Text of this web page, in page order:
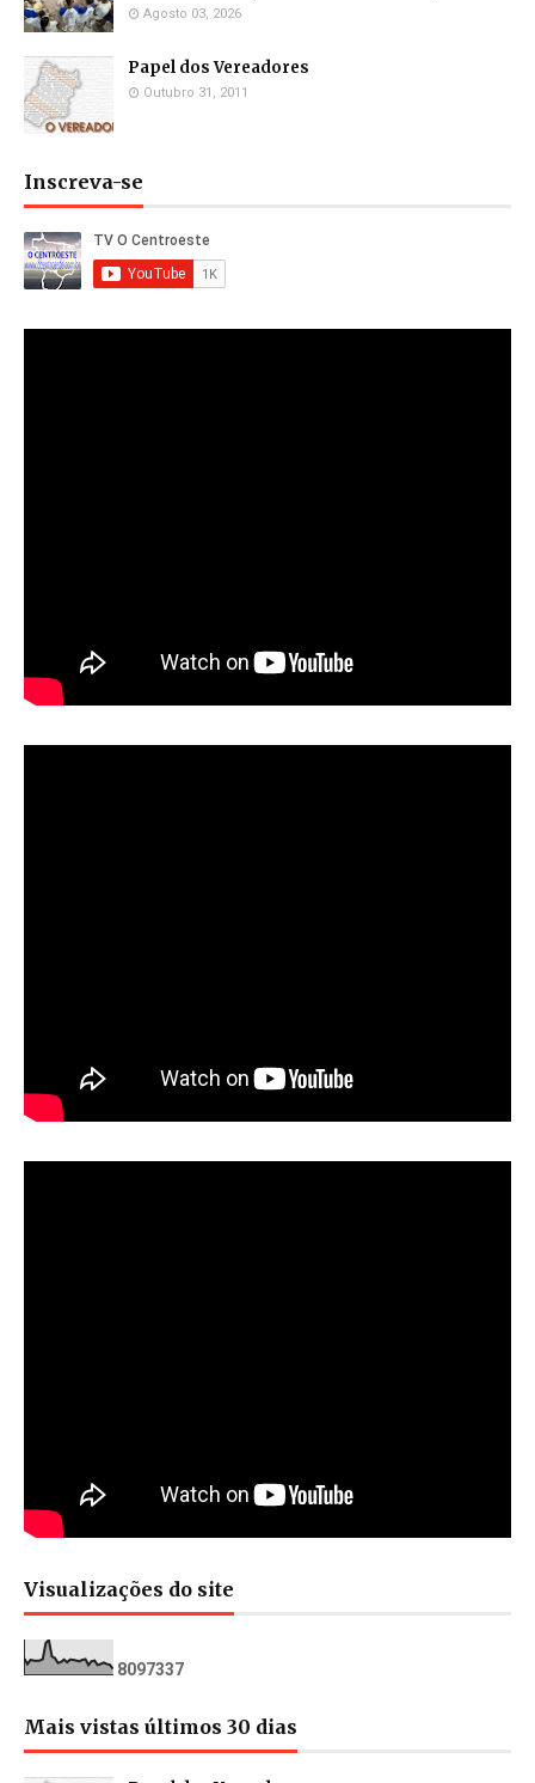
Agosto 03, 2026
Papel dos Vereadores
Outubro 31, 2011
Inscreva-se
Visualizações do site
8097337
Mais vistas últimos 30 dias